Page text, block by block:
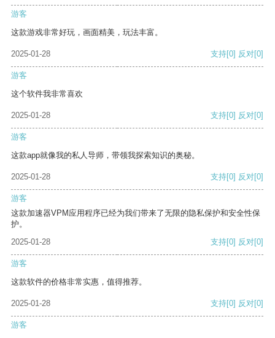
游客
这款游戏非常好玩，画面精美，玩法丰富。
2025-01-28 支持[0] 反对[0]
游客
这个软件我非常喜欢
2025-01-28 支持[0] 反对[0]
游客
这款app就像我的私人导师，带领我探索知识的奥秘。
2025-01-28 支持[0] 反对[0]
游客
这款加速器VPM应用程序已经为我们带来了无限的隐私保护和安全性保
护。
2025-01-28
支持[0] 反对[0]
游客
这款软件的价格非常实惠，值得推荐。
2025-01-28 支持[0] 反对[0]
游客